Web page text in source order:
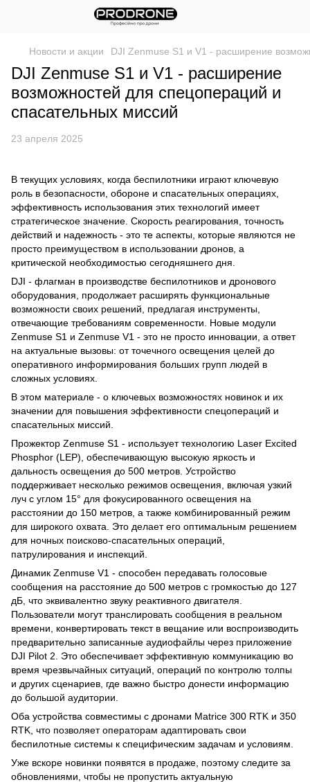
Новости и акции DJI Zenmuse S1 и V1 - расширение
DJI Zenmuse S1 и V1 - расширение
возможностей для спецопераций и
спасательных миссий
23 апреля 2025
В текущих условиях, когда беспилотники играют ключевую
роль в безопасности, обороне и спасательных операциях,
эффективность использования этих технологий имеет
стратегическое значение. Скорость реагирования, точность
действий и надежность - это те аспекты, которые являются не
просто преимуществом в использовании дронов, а
критической необходимостью сегодняшнего дня.
DJI - флагман в производстве беспилотников и дронового
оборудования, продолжает расширять функциональные
возможности своих решений, предлагая инструменты,
отвечающие требованиям современности. Новые модули
Zenmuse S1 и Zenmuse V1 - это не просто инновации, а ответ
на актуальные вызовы: от точечного освещения целей до
оперативного информирования больших групп людей в
сложных условиях.
В этом материале - о ключевых возможностях новинок и их
значении для повышения эффективности спецопераций и
спасательных миссий.
Прожектор Zenmuse S1 - использует технологию Laser Excited
Phosphor (LEP), обеспечивающую высокую яркость и
дальность освещения до 500 метров. Устройство
поддерживает несколько режимов освещения, включая узкий
луч с углом 15° для фокусированного освещения на
расстоянии до 150 метров, а также комбинированный режим
для широкого охвата. Это делает его оптимальным решением
для ночных поисково-спасательных операций,
патрулирования и инспекций.
Динамик Zenmuse V1 - способен передавать голосовые
сообщения на расстояние до 500 метров с громкостью до 127
дБ, что эквивалентно звуку реактивного двигателя.
Пользователи могут транслировать сообщения в реальном
времени, конвертировать текст в вещание или воспроизводить
предварительно записанные аудиофайлы через приложение
DJI Pilot 2. Это обеспечивает эффективную коммуникацию во
время чрезвычайных ситуаций, операций по контролю толпы
и других сценариев, где важно быстро донести информацию
до большой аудитории.
Оба устройства совместимы с дронами Matrice 300 RTK и 350
RTK, что позволяет операторам адаптировать свои
беспилотные системы к специфическим задачам и условиям.
Уже вскоре новинки появятся в продаже, поэтому следите за
обновлениями, чтобы не пропустить актуальную